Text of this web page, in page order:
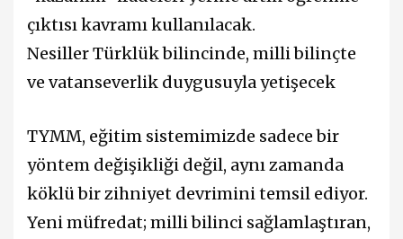
çıktısı kavramı kullanılacak.
Nesiller Türklük bilincinde, milli bilinçte
ve vatanseverlik duygusuyla yetişecek
TYMM, eğitim sistemimizde sadece bir
yöntem değişikliği değil, aynı zamanda
köklü bir zihniyet devrimini temsil ediyor.
Yeni müfredat; milli bilinci sağlamlaştıran,